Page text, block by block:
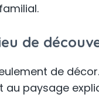
de
de
paysage